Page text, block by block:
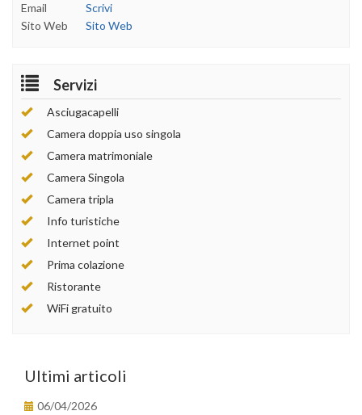
Email
Scrivi
Sito Web
Sito Web
Servizi
Asciugacapelli
Camera doppia uso singola
Camera matrimoniale
Camera Singola
Camera tripla
Info turistiche
Internet point
Prima colazione
Ristorante
WiFi gratuito
Ultimi articoli
06/04/2026